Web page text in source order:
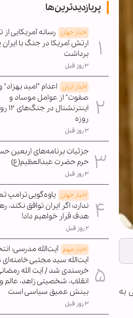
به
پربازدیدترین‌ها
اخبار جهان رسانه آمریکایی از
ارتش آمریکا در جنگ با ایران
برداشت
۳ روز قبل
اخبار ایران اعدام "امید بهزاد"
صفوت" از عوامل موساد و
روزه
۳ روز قبل
جزئیات برنامه‌های اربعین
حرم حضرت عبدالعظیم(ع)
۳ روز قبل
اخبار جهان یاوه‌گویی ترامپ
ندارد؛ اگر ایران توافق نکند،
هدف قرار خواهیم داد!
۲ روز قبل
اخبار مهم آیت‌الله مدرسی:
آیت‌الله سید مجتبی
خرسندی شد / آیت الله
انقلاب، شخصیتی زاهد، عالم
بینش عمیق سیاسی است
۳ روز قبل